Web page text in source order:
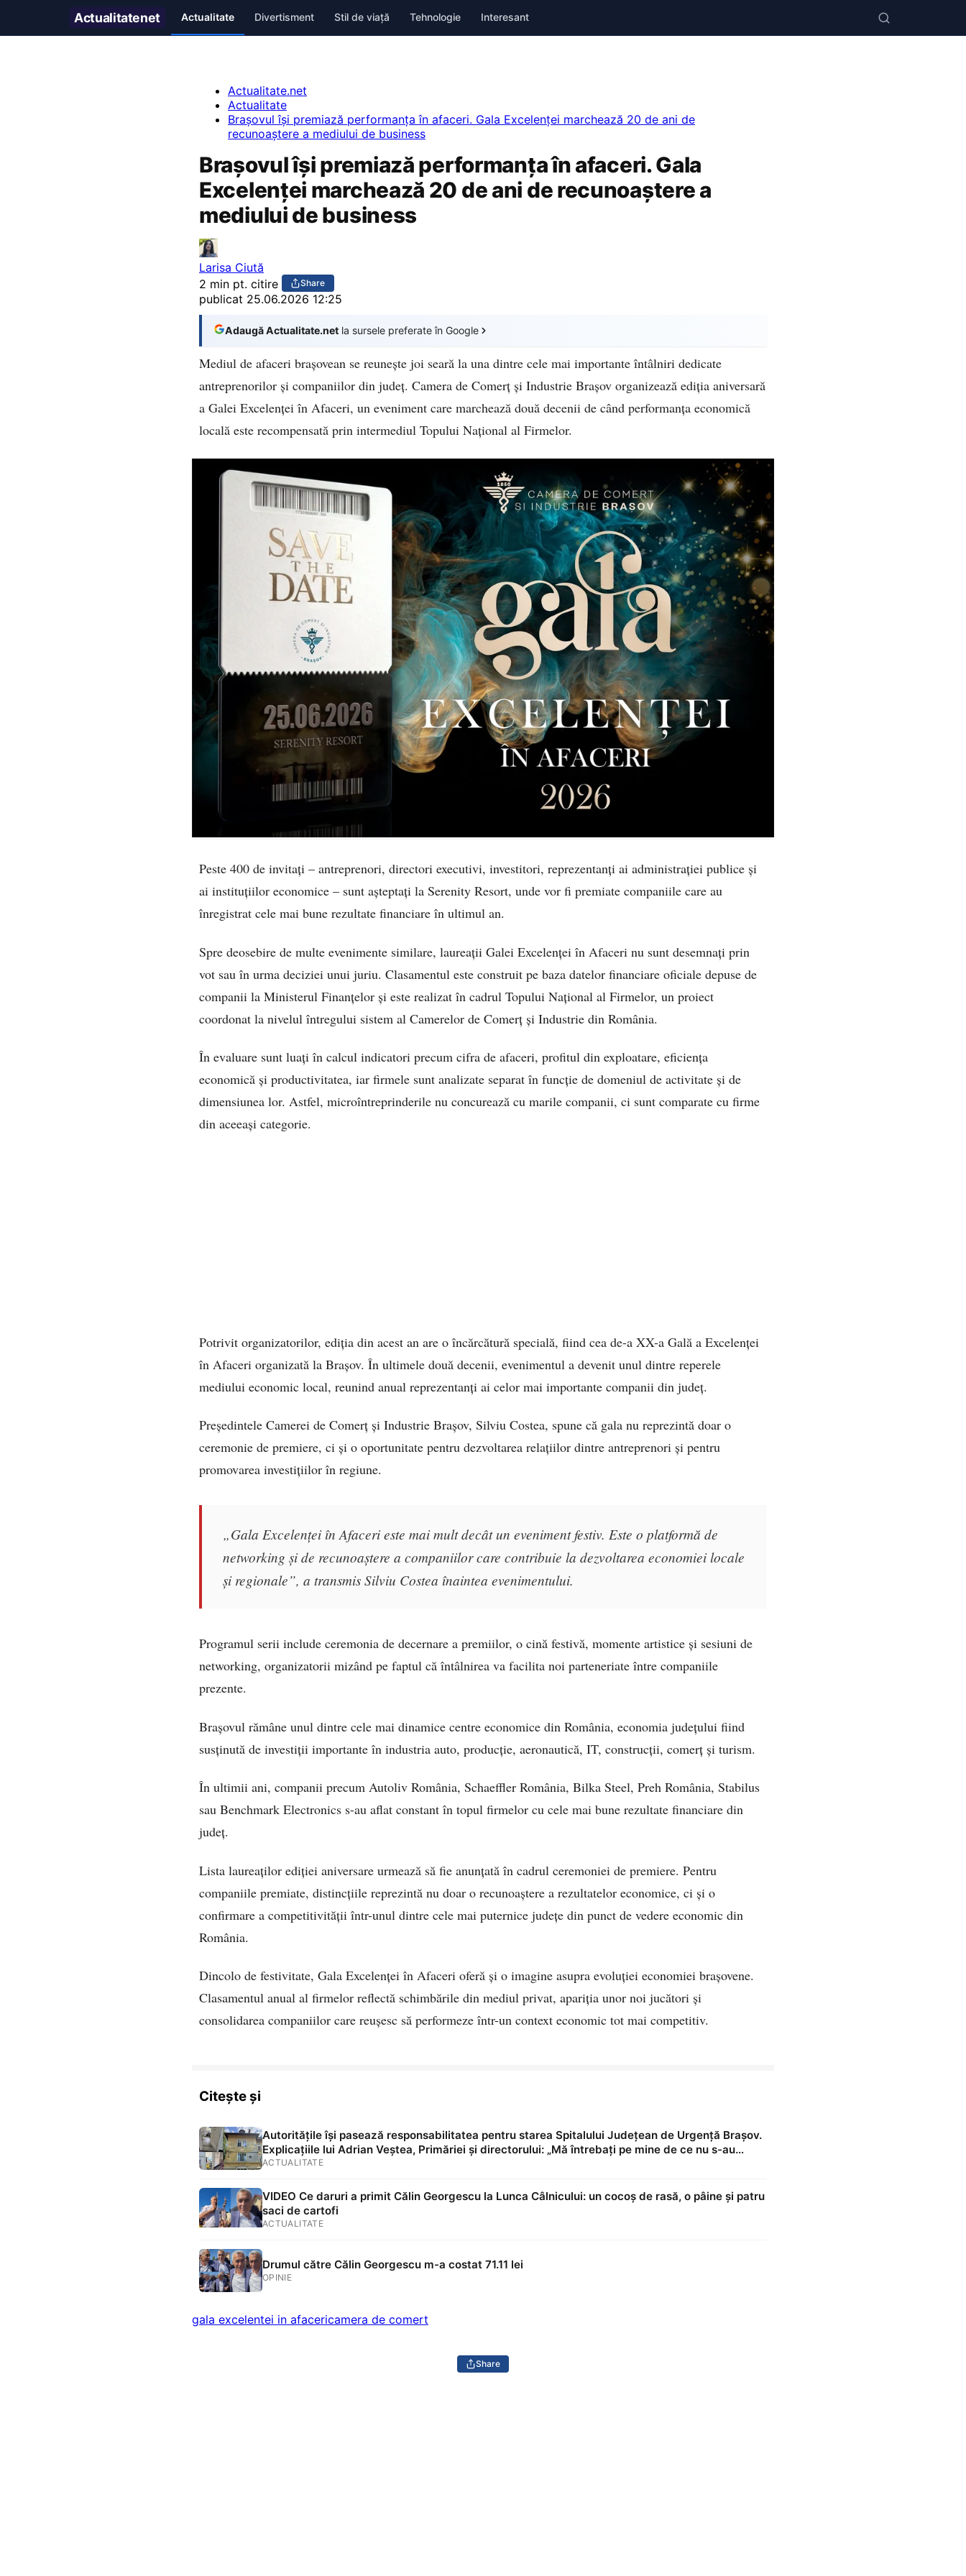
Actualitatenet Actualitate Divertisment Stil de viață Tehnologie Interesant
Actualitate.net
Actualitate
Brașovul își premiază performanța în afaceri. Gala Excelenței marchează 20 de ani de
recunoaștere a mediului de business
Brașovul își premiază performanța în afaceri. Gala
Excelenței marchează 20 de ani de recunoaștere a
mediului de business
Larisa Ciută
2 min pt. citire
Share
publicat 25.06.2026 12:25
Adaugă Actualitate.net la sursele preferate în Google
Mediul de afaceri brașovean se reunește joi seară la una dintre cele mai importante întâlniri dedicate
antreprenorilor și companiilor din județ. Camera de Comerț și Industrie Brașov organizează ediția aniversară
a Galei Excelenței în Afaceri, un eveniment care marchează două decenii de când performanța economică
locală este recompensată prin intermediul Topului Național al Firmelor.
Peste 400 de invitați – antreprenori, directori executivi, investitori, reprezentanți ai administrației publice și
ai instituțiilor economice – sunt așteptați la Serenity Resort, unde vor fi premiate companiile care au
înregistrat cele mai bune rezultate financiare în ultimul an.
Spre deosebire de multe evenimente similare, laureații Galei Excelenței în Afaceri nu sunt desemnați prin
vot sau în urma deciziei unui juriu. Clasamentul este construit pe baza datelor financiare oficiale depuse de
companii la Ministerul Finanțelor și este realizat în cadrul Topului Național al Firmelor, un proiect
coordonat la nivelul întregului sistem al Camerelor de Comerț și Industrie din România.
În evaluare sunt luați în calcul indicatori precum cifra de afaceri, profitul din exploatare, eficiența
economică și productivitatea, iar firmele sunt analizate separat în funcție de domeniul de activitate și de
dimensiunea lor. Astfel, microîntreprinderile nu concurează cu marile companii, ci sunt comparate cu firme
din aceeași categorie.
Potrivit organizatorilor, ediția din acest an are o încărcătură specială, fiind cea de-a XX-a Gală a Excelenței
în Afaceri organizată la Brașov. În ultimele două decenii, evenimentul a devenit unul dintre reperele
mediului economic local, reunind anual reprezentanți ai celor mai importante companii din județ.
Președintele Camerei de Comerț și Industrie Brașov, Silviu Costea, spune că gala nu reprezintă doar o
ceremonie de premiere, ci și o oportunitate pentru dezvoltarea relațiilor dintre antreprenori și pentru
promovarea investițiilor în regiune.
„Gala Excelenței în Afaceri este mai mult decât un eveniment festiv. Este o platformă de
networking și de recunoaștere a companiilor care contribuie la dezvoltarea economiei locale
și regionale”, a transmis Silviu Costea înaintea evenimentului.
Programul serii include ceremonia de decernare a premiilor, o cină festivă, momente artistice și sesiuni de
networking, organizatorii mizând pe faptul că întâlnirea va facilita noi parteneriate între companiile
prezente.
Brașovul rămâne unul dintre cele mai dinamice centre economice din România, economia județului fiind
susținută de investiții importante în industria auto, producție, aeronautică, IT, construcții, comerț și turism.
În ultimii ani, companii precum Autoliv România, Schaeffler România, Bilka Steel, Preh România, Stabilus
sau Benchmark Electronics s-au aflat constant în topul firmelor cu cele mai bune rezultate financiare din
județ.
Lista laureaților ediției aniversare urmează să fie anunțată în cadrul ceremoniei de premiere. Pentru
companiile premiate, distincțiile reprezintă nu doar o recunoaștere a rezultatelor economice, ci și o
confirmare a competitivității într-unul dintre cele mai puternice județe din punct de vedere economic din
România.
Dincolo de festivitate, Gala Excelenței în Afaceri oferă și o imagine asupra evoluției economiei brașovene.
Clasamentul anual al firmelor reflectă schimbările din mediul privat, apariția unor noi jucători și
consolidarea companiilor care reușesc să performeze într-un context economic tot mai competitiv.
Citește și
Autoritățile își pasează responsabilitatea pentru starea Spitalului Județean de Urgență Brașov.
Explicațiile lui Adrian Veștea, Primăriei și directorului: „Mă întrebați pe mine de ce nu s-au
renovat în ultimii 36 de ani?”
ACTUALITATE
VIDEO Ce daruri a primit Călin Georgescu la Lunca Câlnicului: un cocoș de rasă, o pâine și patru
saci de cartofi
ACTUALITATE
Drumul către Călin Georgescu m-a costat 71.11 lei
OPINIE
gala excelentei in afacericamera de comert
Share